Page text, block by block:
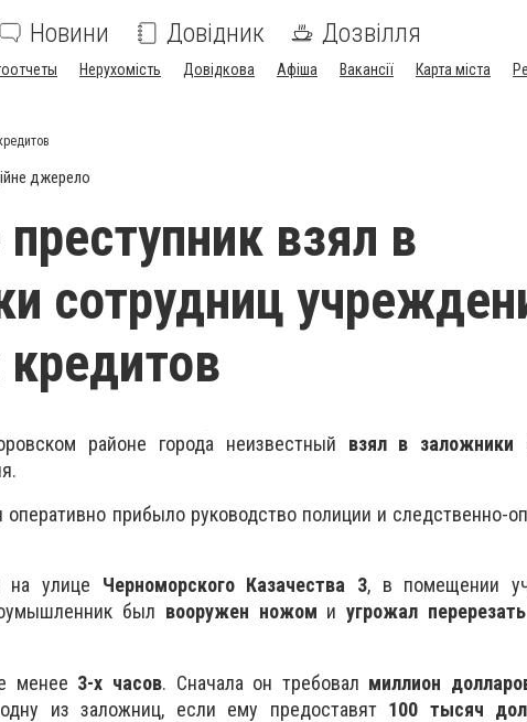
Новини Довідник Дозвілля
Нерухомість Довідкова Афіша Вакансії Карта міста
джерело
взял в
сотрудниц
районе города неизвестный взял в заложники
прибыло руководство полиции и следственно-
на улице Черноморского Казачества 3, в помещении
был вооружен ножом иугрожал перерезать
менее 3-х часов. Сначала он требовал миллион
одну из заложниц, если ему предоставят 100 тысяч